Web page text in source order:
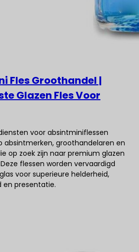
Fles Groothandel |
Glazen Fles Voor
voor absintminiflessen
absintmerken, groothandelaren en
op zoek zijn naar premium glazen
flessen worden vervaardigd
voor superieure helderheid,
en presentatie.